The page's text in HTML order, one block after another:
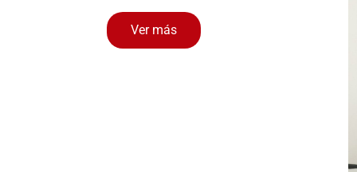
Ver más